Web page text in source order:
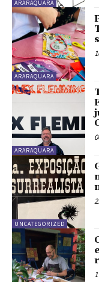
ARARAQUARA
ARARAQUARA
ARARAQUARA
UNCATEGORIZED